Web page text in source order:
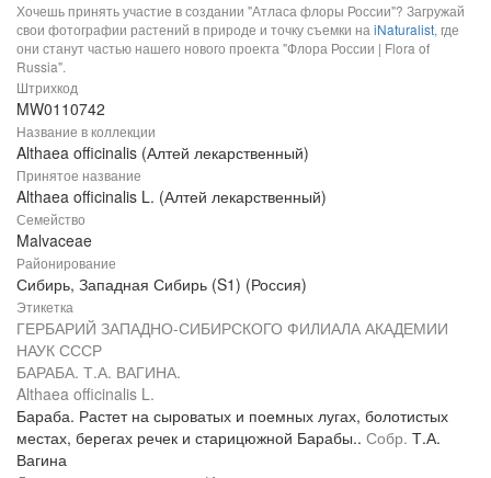
Хочешь принять участие в создании "Атласа флоры России"? Загружай
свои фотографии растений в природе и точку съемки на iNaturalist, где
они станут частью нашего нового проекта "Флора России | Flora of
Russia".
Штрихкод
MW0110742
Название в коллекции
Althaea officinalis (Алтей лекарственный)
Принятое название
Althaea officinalis L. (Алтей лекарственный)
Семейство
Malvaceae
Районирование
Сибирь, Западная Сибирь (S1) (Россия)
Этикетка
ГЕРБАРИЙ ЗАПАДНО-СИБИРСКОГО ФИЛИАЛА АКАДЕМИИ
НАУК СССР
БАРАБА. Т.А. ВАГИНА.
Althaea officinalis L.
Бараба. Растет на сыроватых и поемных лугах, болотистых
местах, берегах речек и старицюжной Барабы.. Собр. Т.А.
Вагина